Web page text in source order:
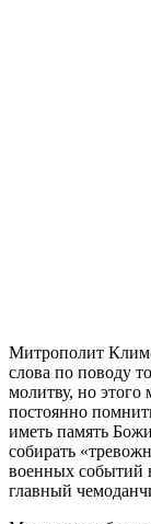
Митрополит
слова по поводу
молитву, но
постоянно
иметь память
собирать
военных событий
главный